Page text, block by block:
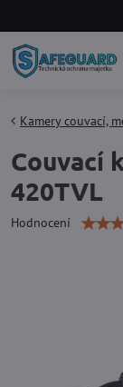
Kamery couvací,
Couvací
420TVL
Hodnocení